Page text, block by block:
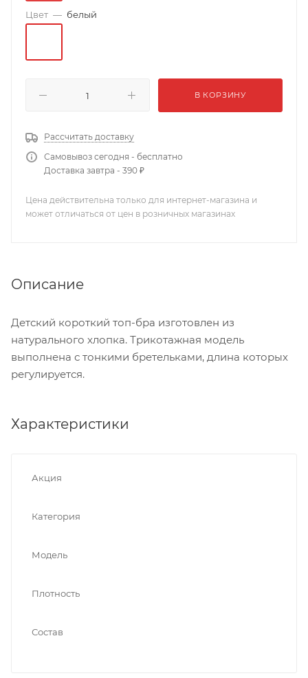
Цвет — белый
В КОРЗИНУ
Рассчитать доставку
Самовывоз сегодня - бесплатно
Доставка завтра - 390 ₽
Цена действительна только для интернет-магазина и
может отличаться от цен в розничных магазинах
Описание
Детский короткий топ-бра изготовлен из
натурального хлопка. Трикотажная модель
выполнена с тонкими бретельками, длина которых
регулируется.
Характеристики
Акция
Категория
Модель
Плотность
Состав